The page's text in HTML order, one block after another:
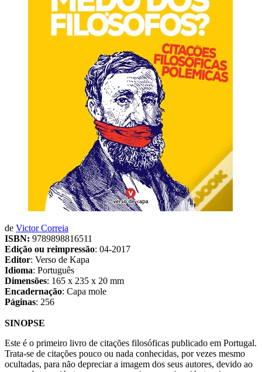
de Victor Correia
ISBN: 9789898816511
Edição ou reimpressão: 04-2017
Editor: Verso de Kapa
Idioma: Português
Dimensões: 165 x 235 x 20 mm
Encadernação: Capa mole
Páginas: 256
SINOPSE
Este é o primeiro livro de citações filosóficas publicado em Portugal.
Trata-se de citações pouco ou nada conhecidas, por vezes mesmo
ocultadas, para não depreciar a imagem dos seus autores, devido ao